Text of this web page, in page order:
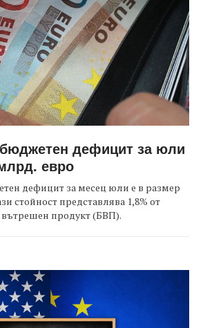
дефицит за юли
евро
дефицит за месец юли е в размер
стойност представлява 1,8% от
продукт (БВП).